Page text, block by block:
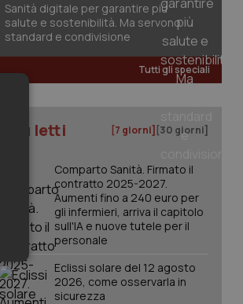
Sanità digitale per garantire più
salute e sostenibilità. Ma servono
standard e condivisione
Tutti gli speciali
I più letti [7 giorni] [30 giorni]
Comparto Sanità. Firmato il
contratto 2025-2027.
Aumenti fino a 240 euro per
gli infermieri, arriva il capitolo
sull'IA e nuove tutele per il
personale
Eclissi solare del 12 agosto
2026, come osservarla in
sicurezza